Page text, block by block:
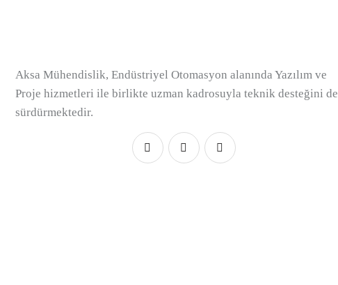
Aksa Mühendislik, Endüstriyel Otomasyon alanında Yazılım ve
Proje hizmetleri ile birlikte uzman kadrosuyla teknik desteğini de
sürdürmektedir.